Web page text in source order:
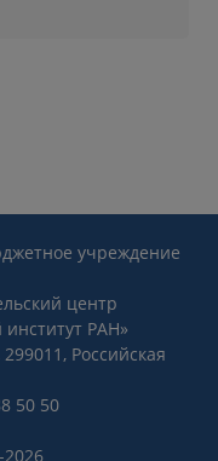
учреждение
центр
РАН»
Российская
50 50
2026